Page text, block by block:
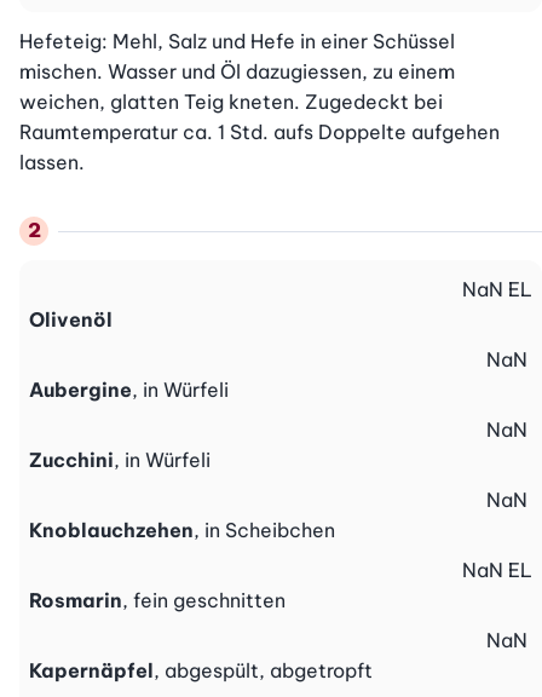
Hefeteig: Mehl, Salz und Hefe in einer Schüssel
mischen. Wasser und Öl dazugiessen, zu einem
weichen, glatten Teig kneten. Zugedeckt bei
Raumtemperatur ca. 1 Std. aufs Doppelte aufgehen
lassen.
Olivenöl
NaN EL
Aubergine, in Würfeli
NaN
Zucchini, in Würfeli
NaN
Knoblauchzehen, in Scheibchen
NaN
Rosmarin, fein geschnitten
NaN EL
Kapernäpfel, abgespült, abgetropft
NaN